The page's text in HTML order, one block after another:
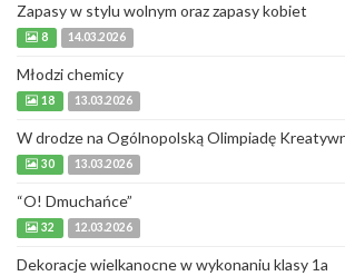
Zapasy w stylu wolnym oraz zapasy kobiet
8 14.03.2026
Młodzi chemicy
18 13.03.2026
W drodze na Ogólnopolską Olimpiadę
30 13.03.2026
“O! Dmuchańce”
32 12.03.2026
Dekoracje wielkanocne w wykonaniu klasy 1a